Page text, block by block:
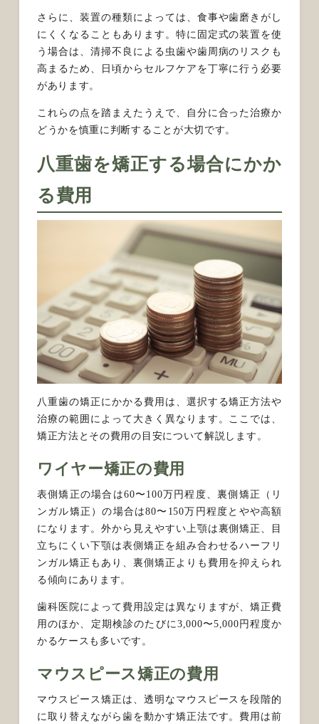
さらに、装置の種類によっては、食事や歯磨きがし
にくくなることもあります。特に固定式の装置を使
う場合は、清掃不良による虫歯や歯周病のリスクも
高まるため、日頃からセルフケアを丁寧に行う必要
があります。
これらの点を踏まえたうえで、自分に合った治療か
どうかを慎重に判断することが大切です。
八重歯を矯正する場合にかか
る費用
八重歯の矯正にかかる費用は、選択する矯正方法や
治療の範囲によって大きく異なります。ここでは、
矯正方法とその費用の目安について解説します。
ワイヤー矯正の費用
表側矯正の場合は60〜100万円程度、裏側矯正（リ
ンガル矯正）の場合は80〜150万円程度とやや高額
になります。外から見えやすい上顎は裏側矯正、目
立ちにくい下顎は表側矯正を組み合わせるハーフリ
ンガル矯正もあり、裏側矯正よりも費用を抑えられ
る傾向にあります。
歯科医院によって費用設定は異なりますが、矯正費
用のほか、定期検診のたびに3,000〜5,000円程度か
かるケースも多いです。
マウスピース矯正の費用
マウスピース矯正は、透明なマウスピースを段階的
に取り替えながら歯を動かす矯正法です。費用は前